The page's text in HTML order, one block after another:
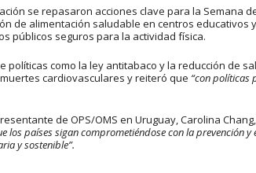
se repasaron acciones clave para la Semana
de alimentación saludable en centros
públicos seguros para la actividad física.
políticas como la ley antitabaco y la reducción de
cardiovasculares y reiteró que “con políticas
de OPS/OMS en Uruguay, Carolina
los países sigan comprometiéndose con la prevención
y sostenible”.